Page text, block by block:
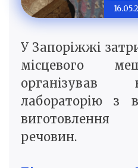
У Запоріжжі
місцевого
лабораторію з
речовин.